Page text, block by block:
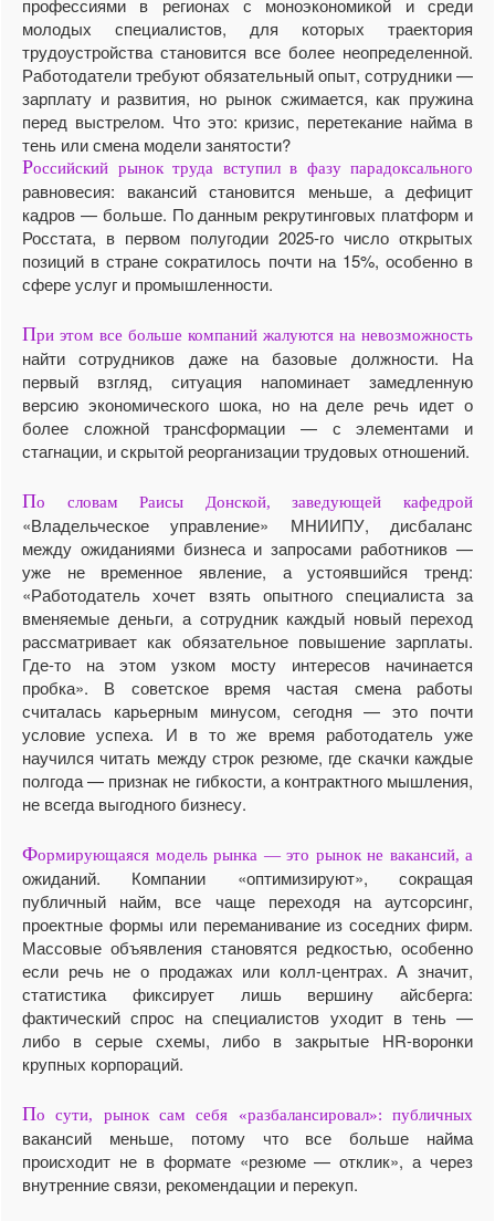
молодых специалистов, для которых траектория
трудоустройства становится все более неопределенной.
Работодатели требуют обязательный опыт, сотрудники —
зарплату и развития, но рынок сжимается, как пружина
перед выстрелом. Что это: кризис, перетекание найма в
тень или смена модели занятости?
Российский рынок труда вступил в фазу парадоксального
равновесия: вакансий становится меньше, а дефицит
кадров — больше. По данным рекрутинговых платформ и
Росстата, в первом полугодии 2025-го число открытых
позиций в стране сократилось почти на 15%, особенно в
сфере услуг и промышленности.
При этом все больше компаний жалуются на невозможность
найти сотрудников даже на базовые должности. На
первый взгляд, ситуация напоминает замедленную
версию экономического шока, но на деле речь идет о
более сложной трансформации — с элементами и
стагнации, и скрытой реорганизации трудовых отношений.
По словам Раисы Донской, заведующей кафедрой
«Владельческое управление» МНИИПУ, дисбаланс
между ожиданиями бизнеса и запросами работников —
уже не временное явление, а устоявшийся тренд:
«Работодатель хочет взять опытного специалиста за
вменяемые деньги, а сотрудник каждый новый переход
рассматривает как обязательное повышение зарплаты.
Где-то на этом узком мосту интересов начинается
пробка». В советское время частая смена работы
считалась карьерным минусом, сегодня — это почти
условие успеха. И в то же время работодатель уже
научился читать между строк резюме, где скачки каждые
полгода — признак не гибкости, а контрактного мышления,
не всегда выгодного бизнесу.
Формирующаяся модель рынка — это рынок не вакансий, а
ожиданий. Компании «оптимизируют», сокращая
публичный найм, все чаще переходя на аутсорсинг,
проектные формы или переманивание из соседних фирм.
Массовые объявления становятся редкостью, особенно
если речь не о продажах или колл-центрах. А значит,
статистика фиксирует лишь вершину айсберга:
фактический спрос на специалистов уходит в тень —
либо в серые схемы, либо в закрытые HR-воронки
крупных корпораций.
По сути, рынок сам себя «разбалансировал»: публичных
вакансий меньше, потому что все больше найма
происходит не в формате «резюме — отклик», а через
внутренние связи, рекомендации и перекуп.